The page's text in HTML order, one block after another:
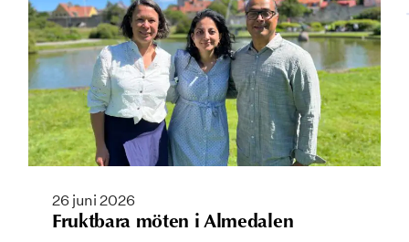
26 juni 2026
Fruktbara möten i Almedalen